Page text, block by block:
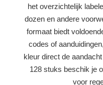
het overzichtelijk
dozen en andere
formaat biedt
codes of
kleur direct de
128 stuks beschik je
voor